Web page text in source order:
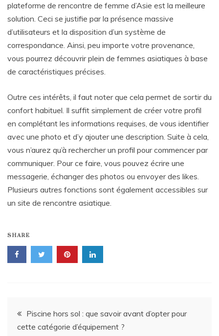
plateforme de rencontre de femme d’Asie est la meilleure
solution. Ceci se justifie par la présence massive
d’utilisateurs et la disposition d’un système de
correspondance. Ainsi, peu importe votre provenance,
vous pourrez découvrir plein de femmes asiatiques à base
de caractéristiques précises.
Outre ces intérêts, il faut noter que cela permet de sortir du
confort habituel. Il suffit simplement de créer votre profil
en complétant les informations requises, de vous identifier
avec une photo et d’y ajouter une description. Suite à cela,
vous n’aurez qu’à rechercher un profil pour commencer par
communiquer. Pour ce faire, vous pouvez écrire une
messagerie, échanger des photos ou envoyer des likes.
Plusieurs autres fonctions sont également accessibles sur
un site de rencontre asiatique.
SHARE
Navigation
Piscine hors sol : que savoir avant d’opter pour
cette catégorie d’équipement ?